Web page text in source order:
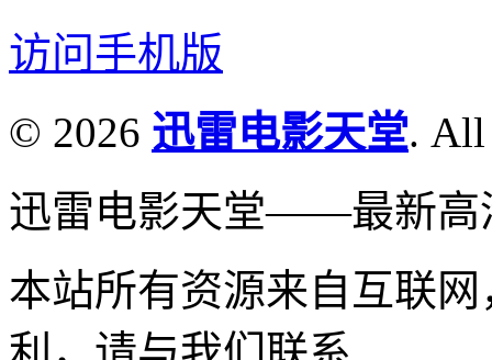
访问手机版
© 2026 迅雷电影天堂. All
迅雷电影天堂——最新高
本站所有资源来自互联